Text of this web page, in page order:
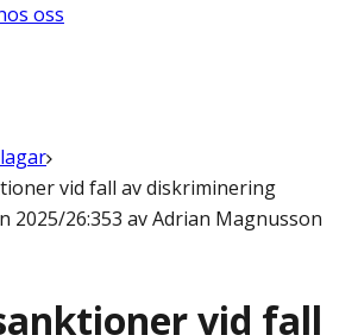
oss
vid fall av diskriminering
2025/26:353 av Adrian Magnusson
vid fall